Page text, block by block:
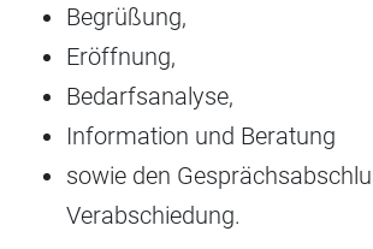
Begrüßung,
Eröffnung,
Bedarfsanalyse,
Information und Beratung
sowie den
Verabschiedung.